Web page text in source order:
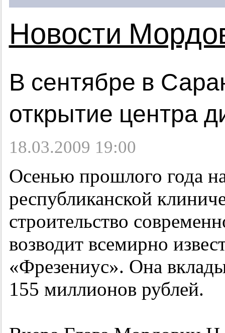
Новости
В сентябре в
открытие центра
18.03.2009 19:00
Осенью прошлого года
республиканской
строительство
возводит всемирно
«Фрезениус». Она
155 миллионов рублей.